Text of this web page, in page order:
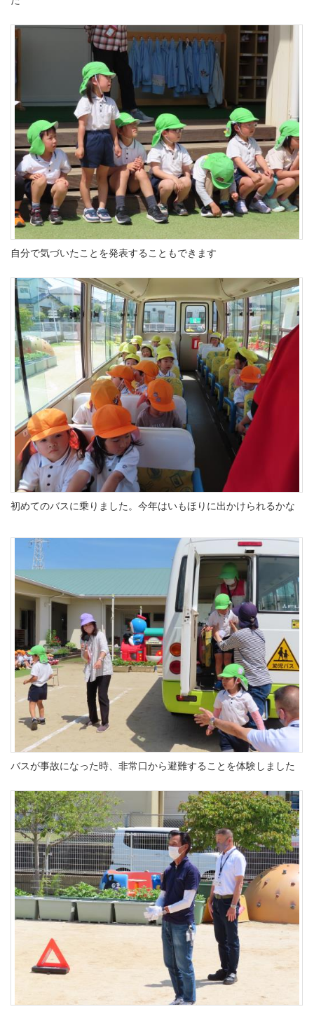
自分で気づいたことを発表することもできます
初めてのバスに乗りました。今年はいもほりに出かけられるかな
バスが事故になった時、非常口から避難することを体験しました